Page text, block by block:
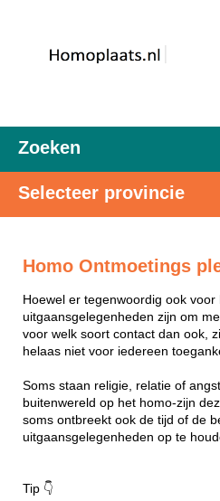
Zoeken
Selecteer provincie
Homo Ontmoetings
Hoewel er tegenwoordig ook
uitgaansgelegenheden zijn om
voor welk soort contact dan ook,
helaas niet voor iedereen
Soms staan religie, relatie of
buitenwereld op het homo-zijn
soms ontbreekt ook de tijd of de
uitgaansgelegenheden op te
Tip 👇